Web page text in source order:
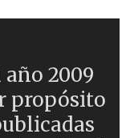
2009
propósito